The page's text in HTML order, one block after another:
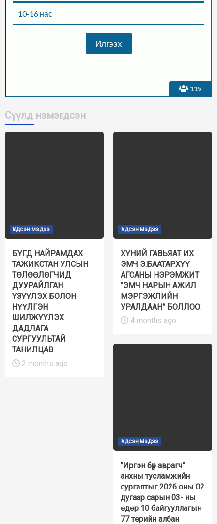
119
10-16 нас
Сүүлд нэмэгдсэн
Үндсэн мэдээ
БҮГД НАЙРАМДАХ
ТАЖИКСТАН УЛСЫН
ТӨЛӨӨЛӨГЧИД
ДУУРАЙЛГАН
ҮЗҮҮЛЭХ БОЛОН
НҮҮЛГЭН
ШИЛЖҮҮЛЭХ
ДАДЛАГА
СУРГУУЛЬТАЙ
ТАНИЛЦАВ
2 months ago
Үндсэн мэдээ
ХҮНИЙ ГАВЬЯАТ ИХ
ЭМЧ Э.БААТАРХҮҮ
АГСАНЫ НЭРЭМЖИТ
“ЭМЧ НАРЫН АЖИЛ
МЭРГЭЖЛИЙН
УРАЛДААН” БОЛЛОО.
4 months ago
Үндсэн мэдээ
“Иргэн бүр аврагч”
анхны тусламжийн
сургалтыг 2026 оны 02
дугаар сарын 03- ны
өдөр 10 байгууллагын
77 төрийн албан